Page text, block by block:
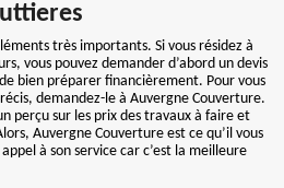
très importants. Si vous résidez à
vous pouvez demander d’abord un devis
bien préparer financièrement. Pour vous
demandez-le à Auvergne Couverture.
perçu sur les prix des travaux à faire et
Auvergne Couverture est ce qu’il vous
à son service car c’est la meilleure